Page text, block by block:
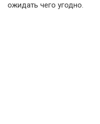
ожидать чего угодно.